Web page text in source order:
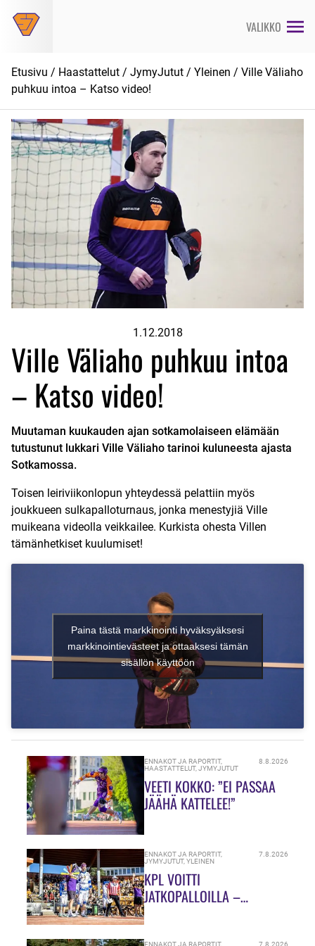
suoraan
VALIKKO
Etusivu / Haastattelut / JymyJutut / Yleinen / Ville Väliaho
puhkuu intoa – Katso video!
1.12.2018
Ville Väliaho puhkuu intoa
– Katso video!
Muutaman kuukauden ajan sotkamolaiseen elämään
tutustunut lukkari Ville Väliaho tarinoi kuluneesta ajasta
Sotkamossa.
Toisen leiriviikonlopun yhteydessä pelattiin myös
joukkueen sulkapalloturnaus, jonka menestyjiä Ville
muikeana videolla veikkailee. Kurkista ohesta Villen
tämänhetkiset kuulumiset!
Paina tästä markkinointi hyväksyäksesi
markkinointievästeet ja ottaaksesi tämän
sisällön käyttöön
ENNAKOT JA RAPORTIT,
HAASTATTELUT,JYMYJUTUT
8.8.2026
VEETI KOKKO: ”EI PASSAA
JÄÄHÄ KATTELEE!”
ENNAKOT JA RAPORTIT,
JYMYJUTUT,YLEINEN
7.8.2026
KPL VOITTI
JATKOPALLOILLA –